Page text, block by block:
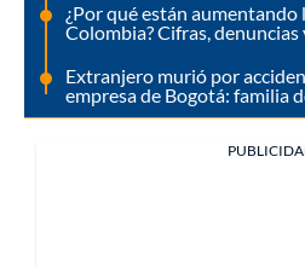
¿Por qué están aumentando
Colombia? Cifras,
Extranjero murió por
empresa de Bogotá: familia